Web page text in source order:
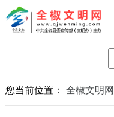
您当前位置： 全椒文明网